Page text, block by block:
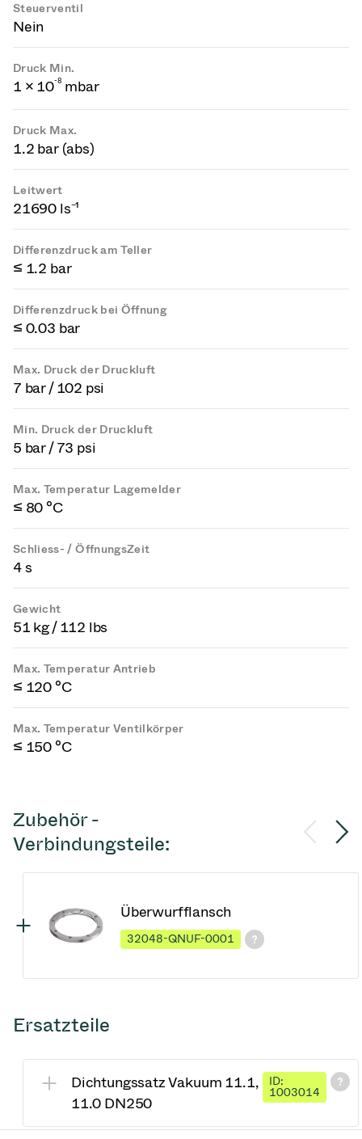
Steuerventil
Nein
Druck Min.
1 × 10-8 mbar
Druck Max.
1.2 bar (abs)
Leitwert
21690 ls⁻¹
Differenzdruck am Teller
≤ 1.2 bar
Differenzdruck bei Öffnung
≤ 0.03 bar
Max. Druck der Druckluft
7 bar / 102 psi
Min. Druck der Druckluft
5 bar / 73 psi
Max. Temperatur Lagemelder
≤ 80 °C
Schliess- / ÖffnungsZeit
4 s
Gewicht
51 kg / 112 lbs
Max. Temperatur Antrieb
≤ 120 °C
Max. Temperatur Ventilkörper
≤ 150 °C
Zubehör -
Verbindungsteile:
Überwurfflansch
32048-QNUF-0001
Ersatzteile
Dichtungssatz Vakuum 11.1,
11.0 DN250
ID:
1003014